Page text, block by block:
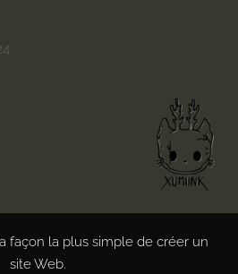
façon la plus simple de créer un
site Web.